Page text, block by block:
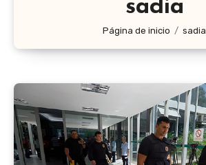
sadia
Página de inicio sadia